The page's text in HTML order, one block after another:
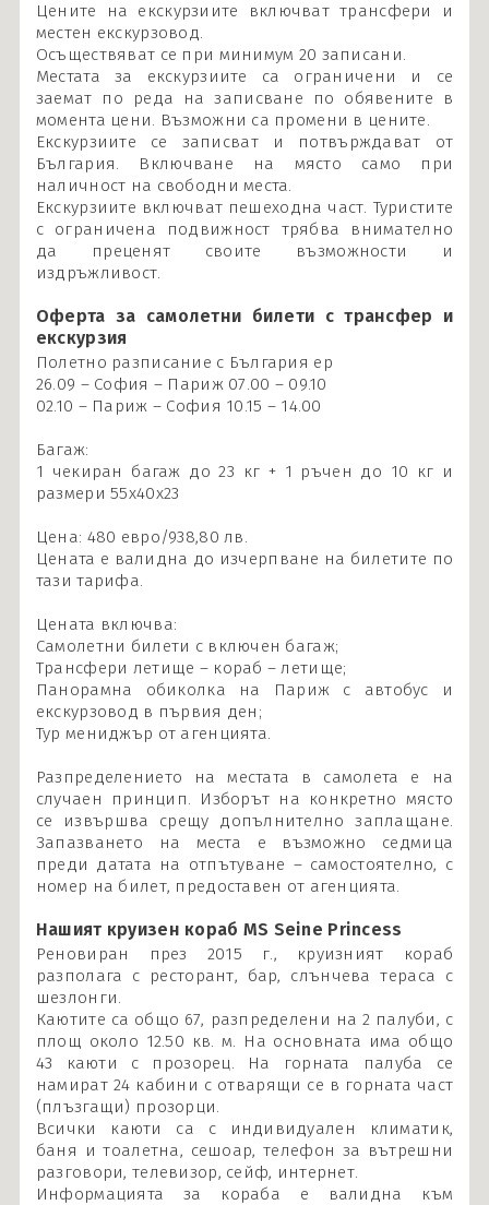
Цените на екскурзиите включват трансфери и
местен екскурзовод.
Осъществяват се при минимум 20 записани.
Местата за екскурзиите са ограничени и се
заемат по реда на записване по обявените в
момента цени. Възможни са промени в цените.
Екскурзиите се записват и потвърждават от
България. Включване на място само при
наличност на свободни места.
Екскурзиите включват пешеходна част. Туристите
с ограничена подвижност трябва внимателно
да преценят своите възможности и
издръжливост.
Оферта за самолетни билети с трансфер и
екскурзия
Полетно разписание с България ер
26.09 – София – Париж 07.00 – 09.10
02.10 – Париж – София 10.15 – 14.00
Багаж:
1 чекиран багаж до 23 кг + 1 ръчен до 10 кг и
размери 55х40х23
Цена: 480 евро/938,80 лв.
Цената е валидна до изчерпване на билетите по
тази тарифа.
Цената включва:
Самолетни билети с включен багаж;
Трансфери летище – кораб – летище;
Панорамна обиколка на Париж с автобус и
екскурзовод в първия ден;
Тур мениджър от агенцията.
Разпределението на местата в самолета е на
случаен принцип. Изборът на конкретно място
се извършва срещу допълнително заплащане.
Запазването на места е възможно седмица
преди датата на отпътуване – самостоятелно, с
номер на билет, предоставен от агенцията.
Нашият круизен кораб MS Seine Princess
Реновиран през 2015 г., круизният кораб
разполага с ресторант, бар, слънчева тераса с
шезлонги.
Каютите са общо 67, разпределени на 2 палуби, с
площ около 12.50 кв. м. На основната има общо
43 каюти с прозорец. На горната палуба се
намират 24 кабини с отварящи се в горната част
(плъзгащи) прозорци.
Всички каюти са с индивидуален климатик,
баня и тоалетна, сешоар, телефон за вътрешни
разговори, телевизор, сейф, интернет.
Информацията за кораба е валидна към